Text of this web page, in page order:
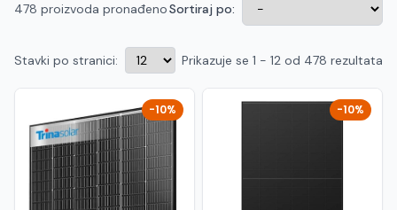
Hrvatski EN
Crnogorski
MK Македонски
478 proizvoda pronađenoSortiraj po:
Stavki po stranici: Prikazuje se 1 - 12 od 478 rezultata
-10% -10%